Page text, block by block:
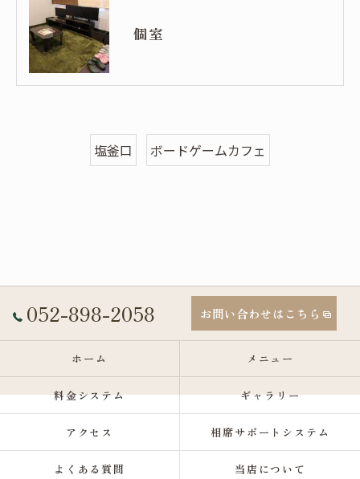
個室
塩釜口 ボードゲームカフェ
052-898-2058 お問い合わせはこちら
ホーム メニュー
料金システム ギャラリー
アクセス 相席サポートシステム
よくある質問 当店について